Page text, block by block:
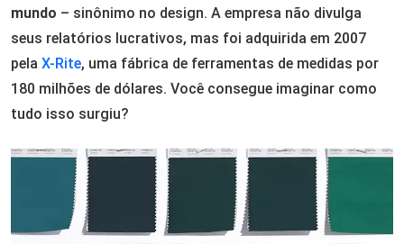
mundo – sinônimo no design. A empresa não divulga
seus relatórios lucrativos, mas foi adquirida em 2007
pela X-Rite, uma fábrica de ferramentas de medidas por
180 milhões de dólares. Você consegue imaginar como
tudo isso surgiu?